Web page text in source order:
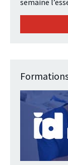
semaine